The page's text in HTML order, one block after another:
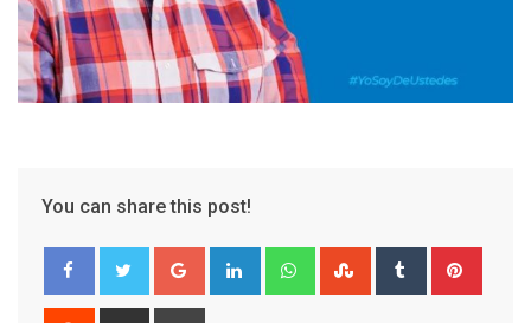
You can share this post!
Google+ LinkedIn WhatsappStumbleUpon
Tumblr